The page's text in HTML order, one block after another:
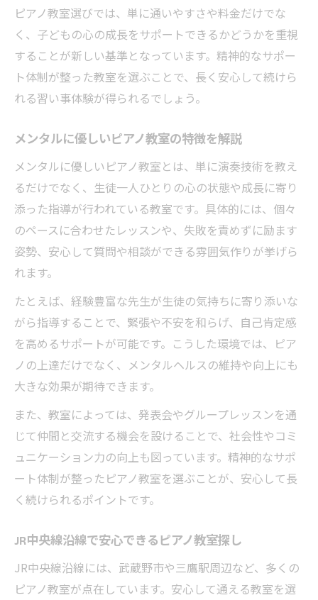
秘訣
精神安定にピアノ教室が選ばれる背景を解
説
ピアノ教室のレッスンで心が整う理由を紹
介
脳の成長を促すピアノ教室の習い事選び
ピアノ教室で知育とメンタルを同時に伸ば
脳の発達期に最適なピアノ教室の活用法
充実した指導で安心ピアノ教室の魅力
ピアノ教室の指導力が安心感につながる理
由
安心できるピアノ教室の充実したサポート
ピアノ教室で感じる個別指導の魅力を紹介
信頼できるピアノ教室を選ぶチェックポイ
ント
ピアノ教室のサポート内容で選ぶ安心の基
メンタル面重視のレッスンが続けやすい理由
ピアノ教室のメンタル重視レッスンが続く
理由
ピアノ教室選びでは、単に通いやすさや料金だけでな
く、子どもの心の成長をサポートできるかどうかを重視
することが新しい基準となっています。精神的なサポー
ト体制が整った教室を選ぶことで、長く安心して続けら
れる習い事体験が得られるでしょう。
メンタルに優しいピアノ教室の特徴を解説
メンタルに優しいピアノ教室とは、単に演奏技術を教え
るだけでなく、生徒一人ひとりの心の状態や成長に寄り
添った指導が行われている教室です。具体的には、個々
のペースに合わせたレッスンや、失敗を責めずに励ます
姿勢、安心して質問や相談ができる雰囲気作りが挙げら
れます。
たとえば、経験豊富な先生が生徒の気持ちに寄り添いな
がら指導することで、緊張や不安を和らげ、自己肯定感
を高めるサポートが可能です。こうした環境では、ピア
ノの上達だけでなく、メンタルヘルスの維持や向上にも
大きな効果が期待できます。
また、教室によっては、発表会やグループレッスンを通
じて仲間と交流する機会を設けることで、社会性やコミ
ュニケーション力の向上も図っています。精神的なサポ
ート体制が整ったピアノ教室を選ぶことが、安心して長
く続けられるポイントです。
JR中央線沿線で安心できるピアノ教室探し
JR中央線沿線には、武蔵野市や三鷹駅周辺など、多くの
ピアノ教室が点在しています。安心して通える教室を選